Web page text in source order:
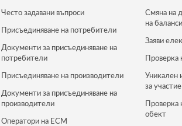
Често задавани въпроси
Присъединяване на потребители
Документи за присъединяване на
потребители
Присъединяване на производители
Документи за присъединяване на
производители
Оператори на ЕСМ
Смяна на
на
Заяви
Проверка
Уникален
за
Проверка
обект